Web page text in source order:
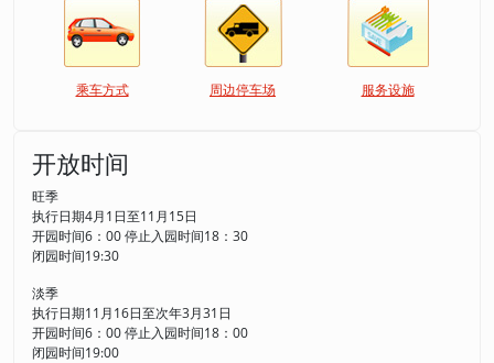
乘车方式 周边停车场 服务设施
开放时间
旺季
执行日期4月1日至11月15日
开园时间6：00 停止入园时间18：30
闭园时间19:30
淡季
执行日期11月16日至次年3月31日
开园时间6：00 停止入园时间18：00
闭园时间19:00